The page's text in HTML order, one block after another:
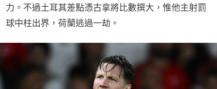
力。不過土耳其差點憑古拿將比數撰大，惟他主射罰
球中柱出界，荷蘭逃過一劫。